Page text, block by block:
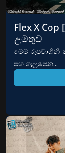
Flex X
උමතුව
මෙම රුපවාහිනී
සහ ගැලපෙන...